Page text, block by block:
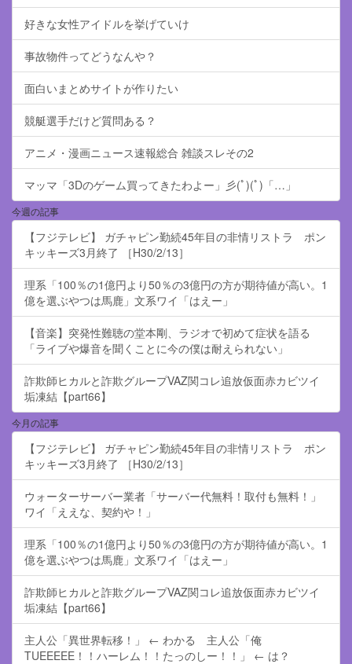
好きな女性アイドルを挙げていけ
事故物件ってどうなんや？
面白いまとめサイトが作りたい
競艇選手だけど質問ある？
アニメ・漫画ニュース速報総合 雑談スレその2
マッマ「3Dのゲーム買ってきたわよー」彡(ﾟ)(ﾟ)「…」
今週の記事
【フジテレビ】 ガチャピン勤続45年目の非情リストラ ポン
キッキーズ3月終了 ［H30/2/13］
理系「100％の1億円より50％の3億円の方が期待値が高い。1
億を選ぶやつは馬鹿」文系ワイ「はえー」
【音楽】突発性難聴の堂本剛、ラジオで初めて症状を語る
「ライブや爆音を聞くことに今の僕は耐えられない」
詐欺師ヒカルと詐欺グループVAZ関コレ追放仮面赤カビツイ
垢凍結【part66】
今月の記事
【フジテレビ】 ガチャピン勤続45年目の非情リストラ ポン
キッキーズ3月終了 ［H30/2/13］
ウォーターサーバー業者「サーバー代無料！取付も無料！」
ワイ「ええな、契約や！」
理系「100％の1億円より50％の3億円の方が期待値が高い。1
億を選ぶやつは馬鹿」文系ワイ「はえー」
詐欺師ヒカルと詐欺グループVAZ関コレ追放仮面赤カビツイ
垢凍結【part66】
主人公「異世界転移！」 ← わかる 主人公「俺
TUEEEEE！！ハーレム！！たっのしー！！」 ← は？